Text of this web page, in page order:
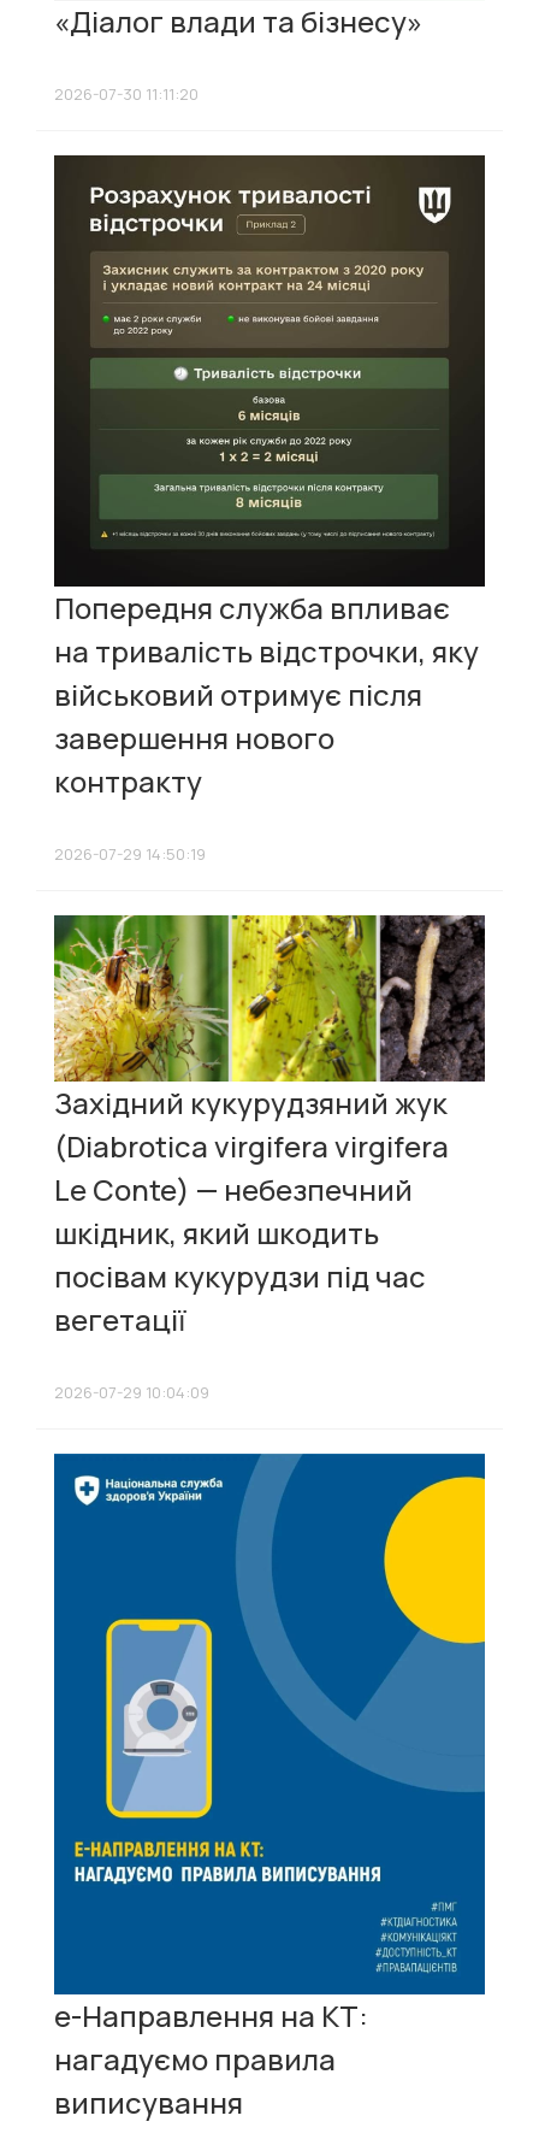
«Діалог влади та бізнесу»
2026-07-30 11:11:20
Попередня служба впливає
на тривалість відстрочки, яку
військовий отримує після
завершення нового
контракту
2026-07-29 14:50:19
Західний кукурудзяний жук
(Diabrotica virgifera virgifera
Le Conte) — небезпечний
шкідник, який шкодить
посівам кукурудзи під час
вегетації
2026-07-29 10:04:09
е-Направлення на КТ:
нагадуємо правила
виписування